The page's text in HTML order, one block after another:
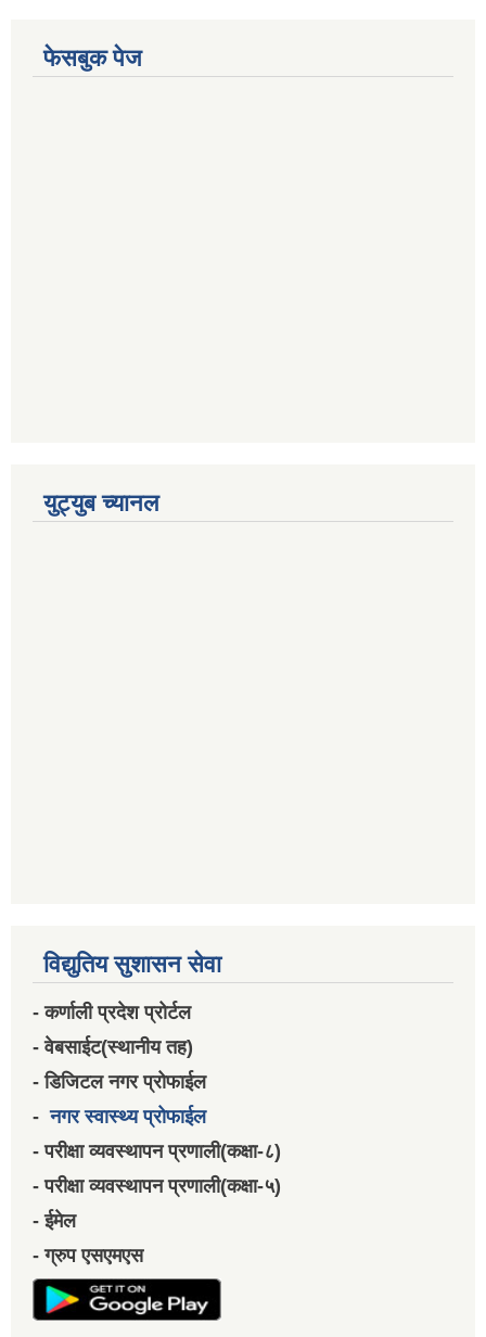
फेसबुक पेज
युट्युब च्यानल
विद्युतिय सुशासन सेवा
- कर्णाली प्रदेश प्रोर्टल
- वेबसाईट(स्थानीय तह)
- डिजिटल नगर प्रोफाईल
-नगर स्वास्थ्य प्रोफाईल
- परीक्षा व्यवस्थापन प्रणाली(कक्षा-८)
- परीक्षा व्यवस्थापन प्रणाली(कक्षा-५)
- ईमेल
- ग्रुप एसएमएस